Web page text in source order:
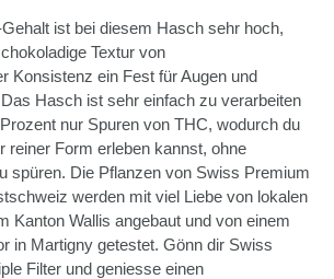
ist bei diesem Hasch sehr hoch,
Textur von
Konsistenz ein Fest für Augen und
Hasch ist sehr einfach zu verarbeiten
nur Spuren von THC, wodurch du
reiner Form erleben kannst, ohne
spüren. Die Pflanzen von Swiss Premium
werden mit viel Liebe von lokalen
Kanton Wallis angebaut und von einem
in Martigny getestet. Gönn dir Swiss
Filter und geniesse einen